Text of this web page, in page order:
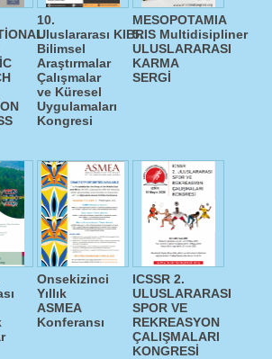
10.
Uluslararası KIBRIS Multidisipliner
Bilimsel
Araştırmalar
Çalışmalar
ve Küresel
Uygulamaları
Kongresi
MESOPOTAMIA
5.
ULUSLARARASI
KARMA
SERGİ
Onsekizinci
Yıllık
ASMEA
Konferansı
ICSSR 2.
ULUSLARARASI
SPOR VE
REKREASYON
ÇALIŞMALARI
KONGRESİ